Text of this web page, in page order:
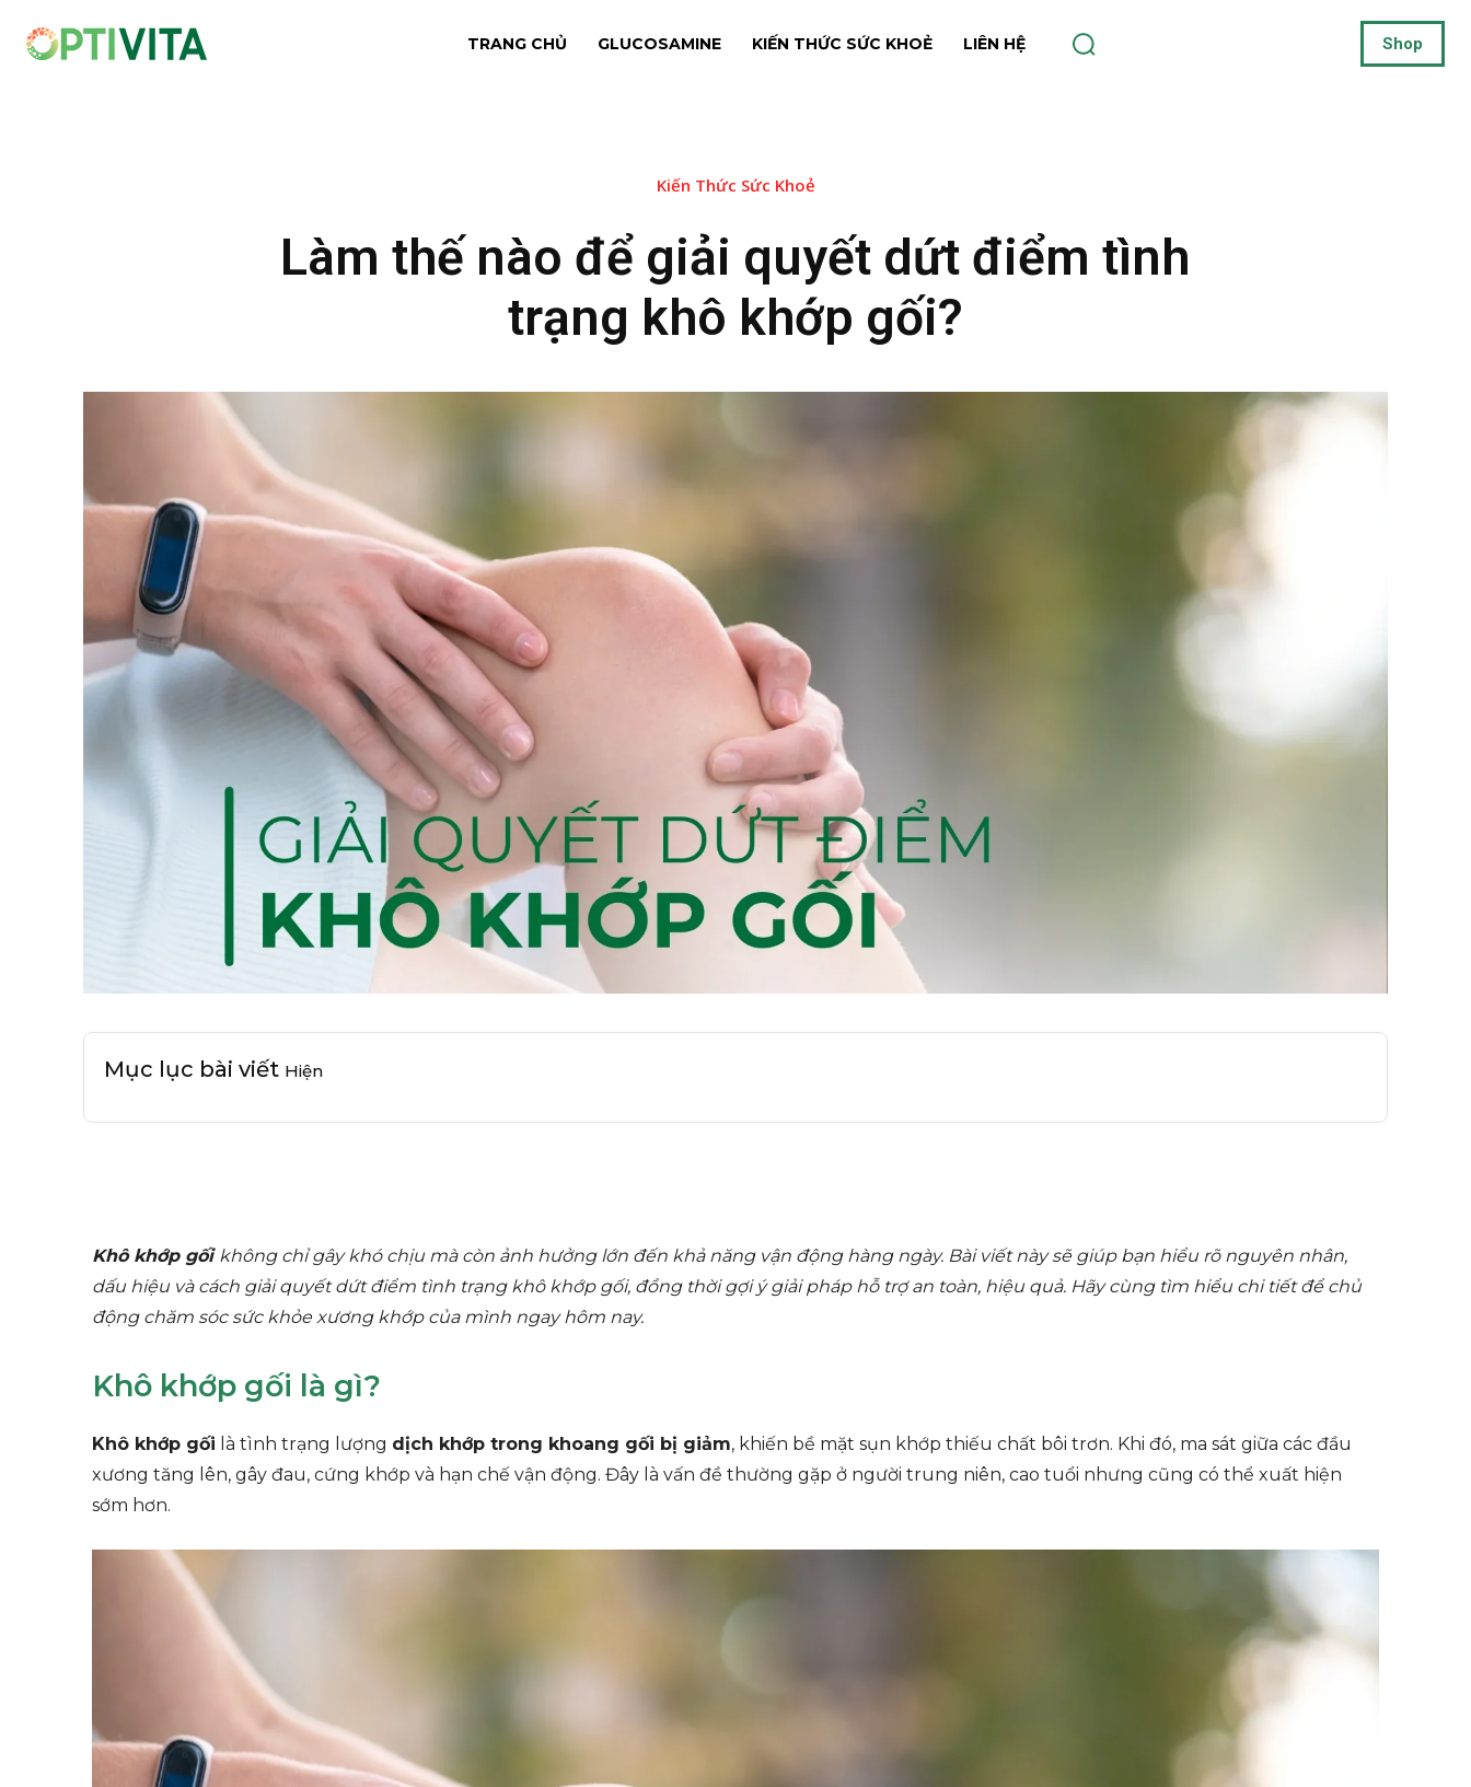
TRANG CHỦ GLUCOSAMINE KIẾN THỨC SỨC KHOẺ LIÊN HỆ Shop
Kiến Thức Sức Khoẻ
Làm thế nào để giải quyết dứt điểm tình
trạng khô khớp gối?
Mục lục bài viết Hiện
Khô khớp gối không chỉ gây khó chịu mà còn ảnh hưởng lớn đến khả năng vận động hàng ngày. Bài viết này sẽ giúp bạn hiểu rõ nguyên nhân,
dấu hiệu và cách giải quyết dứt điểm tình trạng khô khớp gối, đồng thời gợi ý giải pháp hỗ trợ an toàn, hiệu quả. Hãy cùng tìm hiểu chi tiết để chủ
động chăm sóc sức khỏe xương khớp của mình ngay hôm nay.
Khô khớp gối là gì?
Khô khớp gối là tình trạng lượng dịch khớp trong khoang gối bị giảm, khiến bề mặt sụn khớp thiếu chất bôi trơn. Khi đó, ma sát giữa các đầu
xương tăng lên, gây đau, cứng khớp và hạn chế vận động. Đây là vấn đề thường gặp ở người trung niên, cao tuổi nhưng cũng có thể xuất hiện
sớm hơn.